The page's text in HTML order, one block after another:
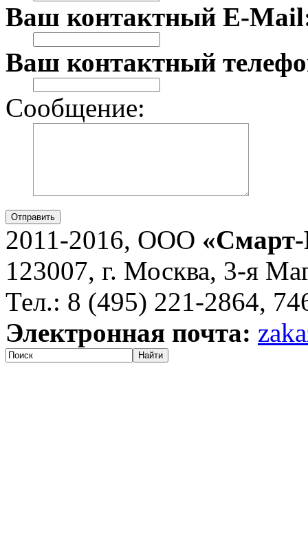
Ваш контактный E-
Ваш контактный
Сообщение:
Отправить
2011-2016, ООО
123007, г. Москва, 3-я
Тел.: 8 (495) 221-2864,
Электронная почта:
Найти